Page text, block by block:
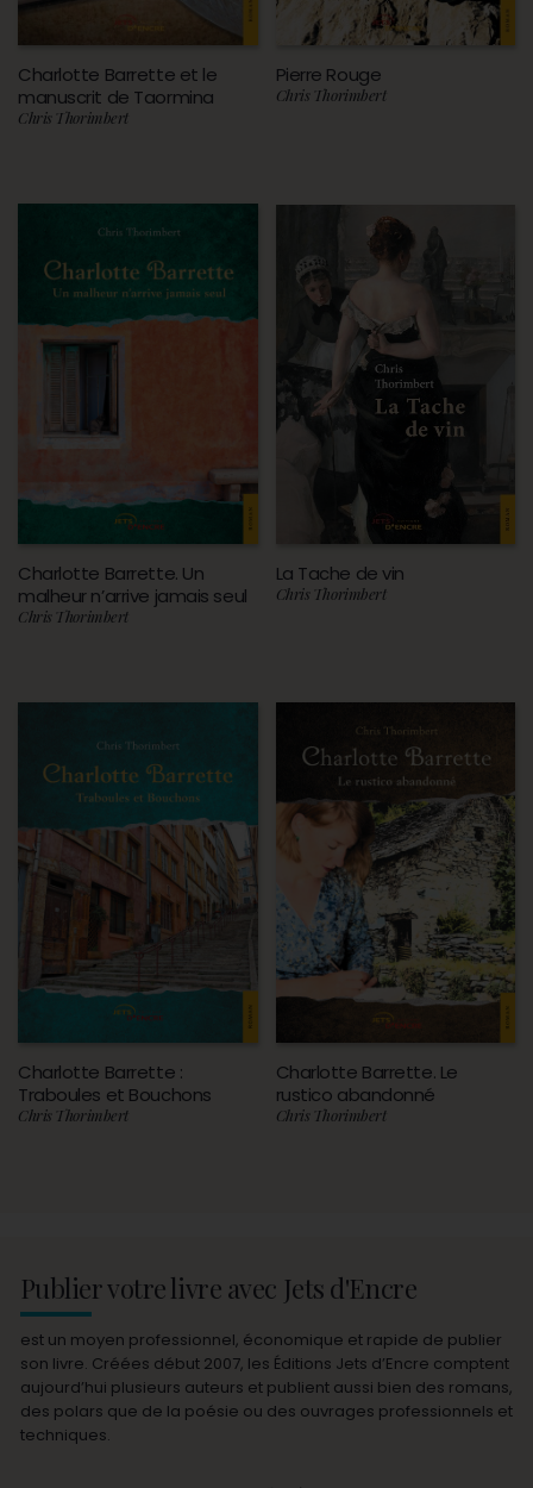
Charlotte Barrette et le
manuscrit de Taormina
Chris Thorimbert
Pierre Rouge
Chris Thorimbert
Charlotte Barrette. Un
malheur n’arrive jamais seul
Chris Thorimbert
La Tache de vin
Chris Thorimbert
Charlotte Barrette :
Traboules et Bouchons
Chris Thorimbert
Charlotte Barrette. Le
rustico abandonné
Chris Thorimbert
Publier votre livre avec Jets d'Encre
est un moyen professionnel, économique et rapide de publier
son livre. Créées début 2007, les Éditions Jets d’Encre comptent
aujourd’hui plusieurs auteurs et publient aussi bien des romans,
des polars que de la poésie ou des ouvrages professionnels et
techniques.